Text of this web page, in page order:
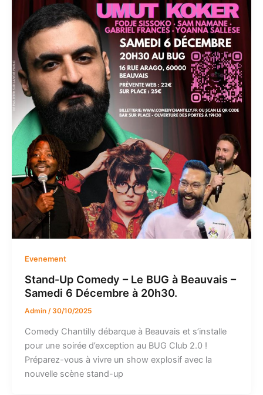
Evenement
Stand-Up Comedy – Le BUG à Beauvais –
Samedi 6 Décembre à 20h30.
Admin / 30/10/2025
Comedy Chantilly débarque à Beauvais et s’installe
pour une soirée d’exception au BUG Club 2.0 !
Préparez-vous à vivre un show explosif avec la
nouvelle scène stand-up